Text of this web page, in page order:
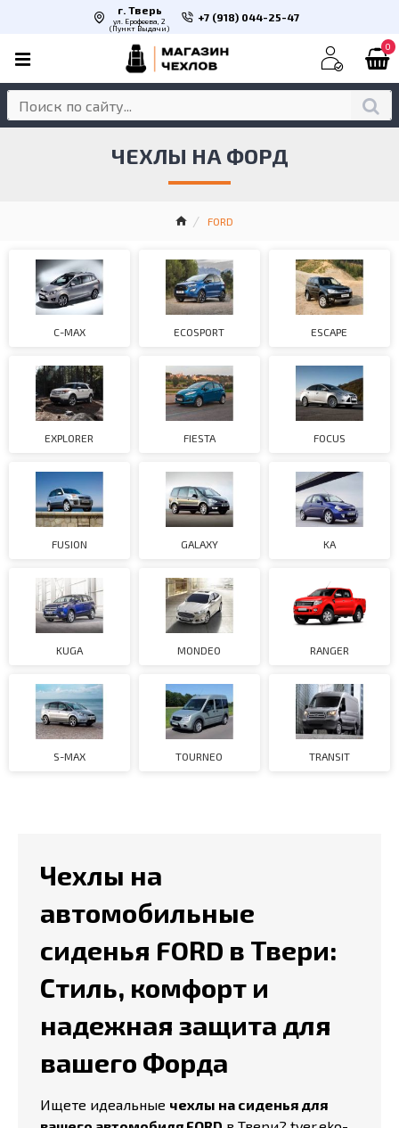
г. Тверь
ул. Ерофеева, 2
(Пункт Выдачи)
+7 (918) 044-25-47
0
FORD
ЧЕХЛЫ НА ФОРД
C-MAX ECOSPORT ESCAPE
EXPLORER FIESTA FOCUS
FUSION GALAXY KA
KUGA MONDEO RANGER
S-MAX TOURNEO TRANSIT
Чехлы на
автомобильные
сиденья FORD в Твери:
Стиль, комфорт и
надежная защита для
вашего Форда
Ищете идеальные чехлы на сиденья для